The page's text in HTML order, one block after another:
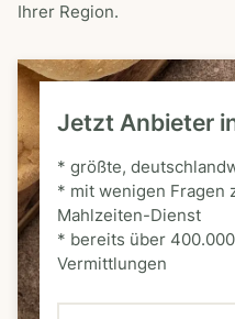
Ihrer Region.
Jetzt Anbieter
* größte,
* mit wenigen Fragen
Mahlzeiten-Dienst
* bereits über
Vermittlungen